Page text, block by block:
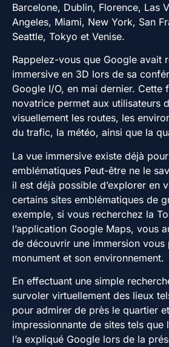
Barcelone, Dublin, Florence, Las
Angeles, Miami, New York, San
Seattle, Tokyo et Venise.
Rappelez-vous que Google avait
immersive en 3D lors de sa
Google I/O, en mai dernier. Cette
novatrice permet aux utilisateurs
visuellement les routes, les
du trafic, la météo, ainsi que la
La vue immersive existe déjà
emblématiques Peut-être ne le
il est déjà possible d’explorer en
certains sites emblématiques de
exemple, si vous recherchez la
l’application Google Maps, vous
de découvrir une immersion vous
monument et son environnement.
En effectuant une simple
survoler virtuellement des lieux
pour admirer de près le quartier
impressionnante de sites tels que
l’a expliqué Google lors de la